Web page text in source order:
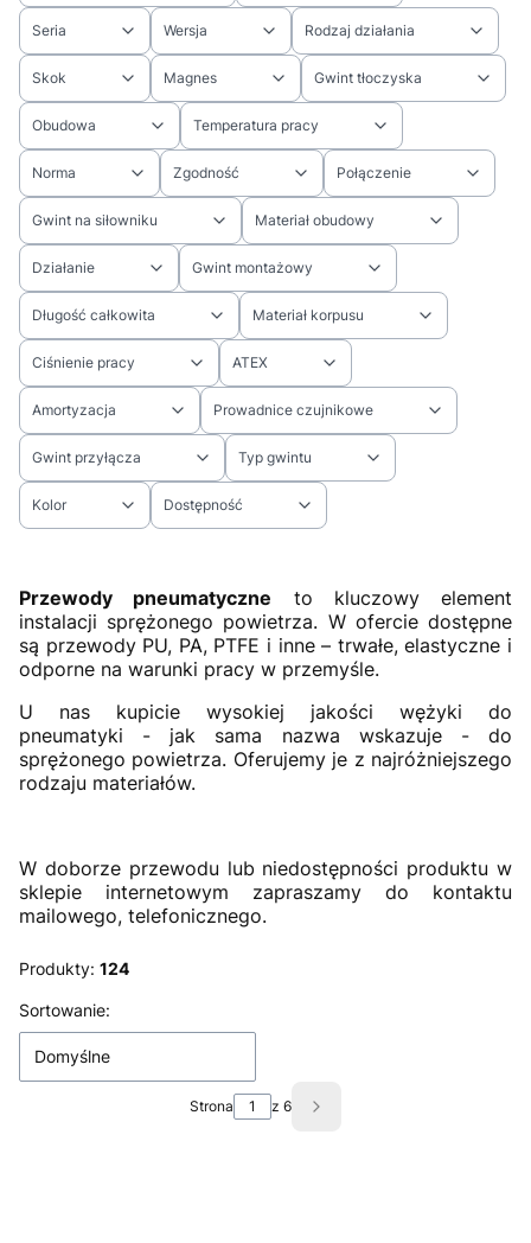
Seria Wersja Rodzaj działania
Skok Magnes Gwint tłoczyska
Obudowa Temperatura pracy
Norma Zgodność Połączenie
Gwint na siłowniku Materiał obudowy
Działanie Gwint montażowy
Długość całkowita Materiał korpusu
Ciśnienie pracy ATEX
Amortyzacja Prowadnice czujnikowe
Gwint przyłącza Typ gwintu
Kolor Dostępność
Przewody pneumatyczne to kluczowy element
instalacji sprężonego powietrza. W ofercie dostępne
są przewody PU, PA, PTFE i inne – trwałe, elastyczne i
odporne na warunki pracy w przemyśle.
U nas kupicie wysokiej jakości wężyki do
pneumatyki - jak sama nazwa wskazuje - do
sprężonego powietrza. Oferujemy je z najróżniejszego
rodzaju materiałów.
W doborze przewodu lub niedostępności produktu w
sklepie internetowym zapraszamy do kontaktu
mailowego, telefonicznego.
Produkty: 124
Lista produktów
Sortowanie:
Domyślne
Strona z 6 Następne produkty